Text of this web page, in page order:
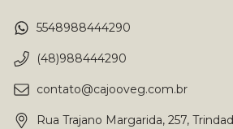
5548988444290
(48)988444290
contato@cajooveg.com.br
Rua Trajano Margarida, 257,